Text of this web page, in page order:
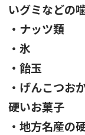
いグミなどの
・ナッツ類
・氷
・飴玉
・げんこつお
硬いお菓子
・地方名産の